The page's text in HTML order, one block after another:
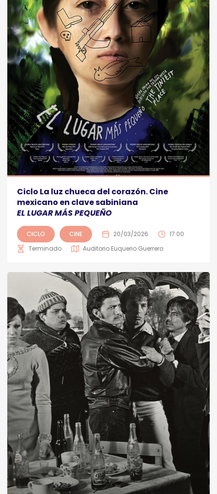
Ciclo La luz chueca del corazón. Cine
mexicano en clave sabiniana
EL LUGAR MÁS PEQUEÑO
CICLO CINE 20/03/2026
17:00
Terminado
Auditorio Euquerio Guerrero